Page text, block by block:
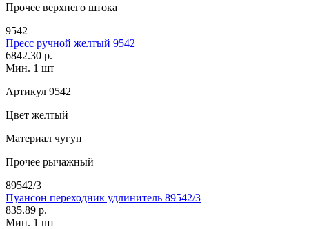
Прочее верхнего штока
9542
Пресс ручной желтый 9542
6842.30 р.
Мин. 1 шт
Артикул 9542
Цвет желтый
Материал чугун
Прочее рычажный
89542/3
Пуансон переходник удлинитель 89542/3
835.89 р.
Мин. 1 шт